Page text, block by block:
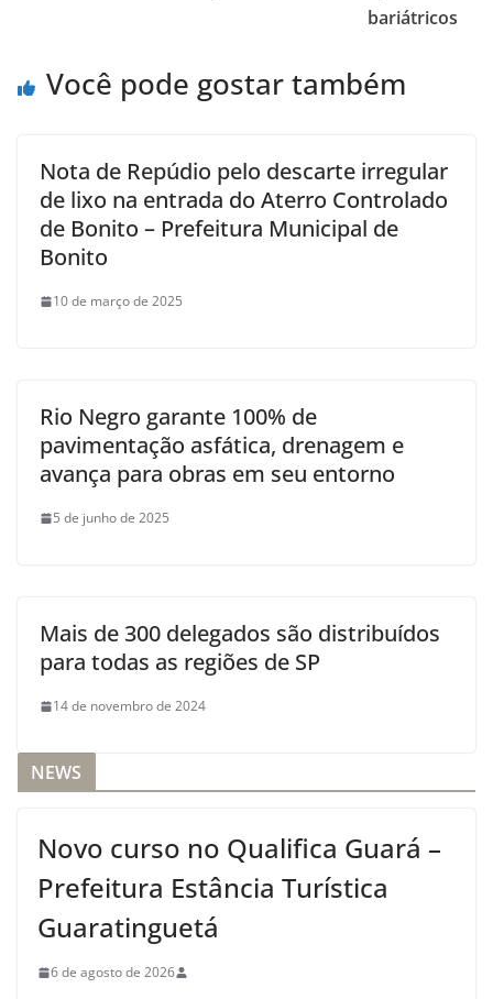
bariátricos
Você pode gostar também
Nota de Repúdio pelo descarte irregular
de lixo na entrada do Aterro Controlado
de Bonito – Prefeitura Municipal de
Bonito
10 de março de 2025
Rio Negro garante 100% de
pavimentação asfática, drenagem e
avança para obras em seu entorno
5 de junho de 2025
Mais de 300 delegados são distribuídos
para todas as regiões de SP
14 de novembro de 2024
NEWS
Novo curso no Qualifica Guará –
Prefeitura Estância Turística
Guaratinguetá
6 de agosto de 2026